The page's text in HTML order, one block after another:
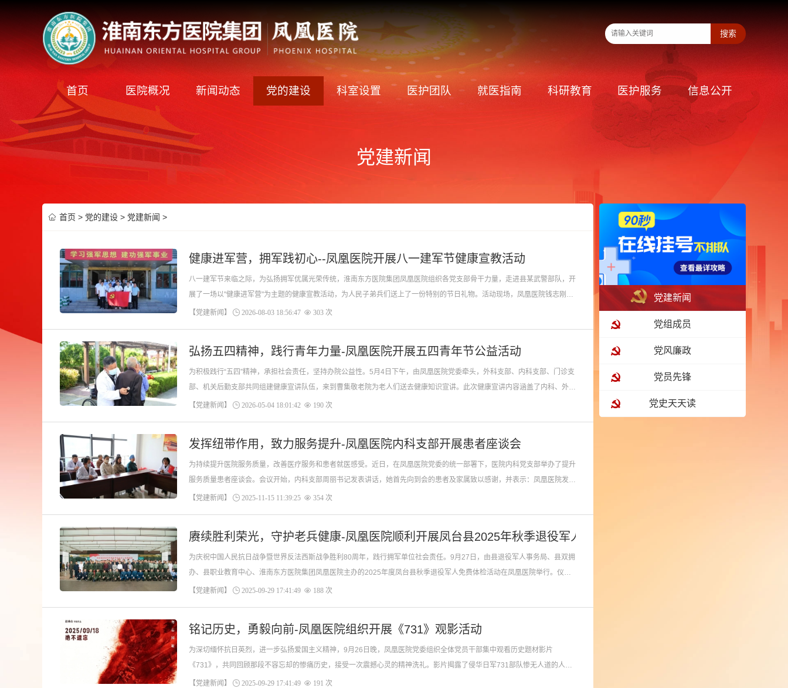
首页 医院概况 新闻动态 党的建设 科室设置 医护团队 就医指南 科研教育 医护服务 信息公开
党建新闻
首页 > 党的建设 > 党建新闻 >
健康进军营，拥军践初心--凤凰医院开展八一建军节健康宣教活动
八一建军节来临之际，为弘扬拥军优属光荣传统，淮南东方医院集团凤凰医院组织各党支部骨干力量，走进县某武警部队，开
展了一场以"健康进军营"为主题的健康宣教活动，为人民子弟兵们送上了一份特别的节日礼物。活动现场，凤凰医院钱志刚院
长带队，选派了内外科医护骨干，结合武警部队日常
【党建新闻】 2026-08-03 18:56:47 303 次
弘扬五四精神，践行青年力量-凤凰医院开展五四青年节公益活动
为积极践行“五四”精神，承担社会责任，坚持办院公益性。5月4日下午，由凤凰医院党委牵头，外科支部、内科支部、门诊支
部、机关后勤支部共同组建健康宣讲队伍，来到曹集敬老院为老人们送去健康知识宣讲。此次健康宣讲内容涵盖了内科、外科
多个临床专业，得到了科室党员团员同志的大力支
【党建新闻】 2026-05-04 18:01:42 190 次
发挥纽带作用，致力服务提升-凤凰医院内科支部开展患者座谈会
为持续提升医院服务质量，改善医疗服务和患者就医感受。近日，在凤凰医院党委的统一部署下，医院内科党支部举办了提升
服务质量患者座谈会。会议开始，内科支部周丽书记发表讲话，她首先向到会的患者及家属致以感谢，并表示：凤凰医院发展
至今，得到了广大患者的充分信任和支持配合。医疗
【党建新闻】 2025-11-15 11:39:25 354 次
赓续胜利荣光，守护老兵健康-凤凰医院顺利开展凤台县2025年秋季退役军人免费体检活动
为庆祝中国人民抗日战争暨世界反法西斯战争胜利80周年，践行拥军单位社会责任。9月27日，由县退役军人事务局、县双拥
办、县职业教育中心、淮南东方医院集团凤凰医院主办的2025年度凤台县秋季退役军人免费体检活动在凤凰医院举行。仪式
由双拥办刘志伟主任主持，县退役军人事务局时培宏书记进
【党建新闻】 2025-09-29 17:41:49 188 次
铭记历史，勇毅向前-凤凰医院组织开展《731》观影活动
为深切缅怀抗日英烈，进一步弘扬爱国主义精神，9月26日晚，凤凰医院党委组织全体党员干部集中观看历史题材影片
《731》，共同回顾那段不容忘却的惨痛历史，接受一次震撼心灵的精神洗礼。影片揭露了侵华日军731部队惨无人道的人体
实验罪行，铁证如山，触目惊心。两个小时的放映中，大家屏息凝
【党建新闻】 2025-09-29 17:41:49 191 次
党建新闻
党组成员
党风廉政
党员先锋
党史天天读